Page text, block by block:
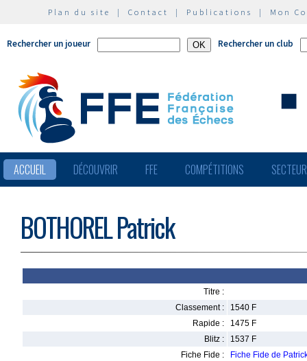
Plan du site | Contact | Publications | Mon
Rechercher un joueur Rechercher un club
ACCUEIL DÉCOUVRIR FFE COMPÉTITIONS
BOTHOREL Patrick
Titre :
Classement :
1540 F
Rapide :
1475 F
Blitz :
1537 F
Fiche Fide :
Fiche Fide de